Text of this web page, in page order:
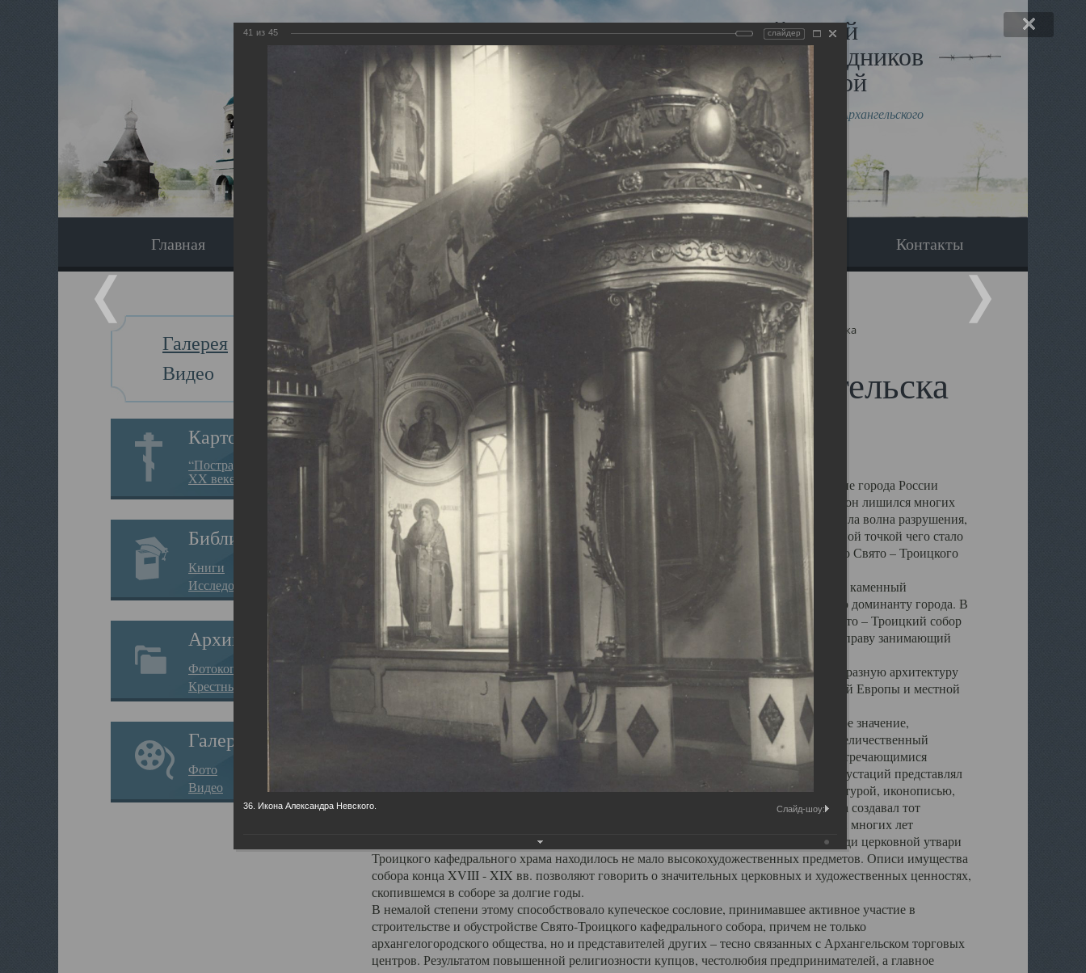
Виртуальный музей
Новомучеников и исповедников
Земли Архангельской
Сайт создан по благословлению митрополита Архангельского
и Холмогорского Даниила
Главная Экскурсия Наследники Галерея Вопрос-ответ Контакты
Галерея
Видео
Картотека
“Пострадавшие за веру в
XX веке на Севере”
Библиотека
Книги
Исследования
Архив
Фотокопии дел
Крестные ходы
Галерея
Фото
Видео
Главная Галерея Храмы-мученики Архангельска Свято-Троицкий собор Архангельска
Свято-Троицкий собор Архангельска
Свято-Троицкий собор Архангельска
23.12.2015
Сегодня мы можем говорить, что Архангельск в большей мере, чем другие губернские города России
пострадал от целенаправленных систематических разрушений, в результате которых он лишился многих
выдающихся памятников архитектуры. Больше всего по старому Архангельску ударила волна разрушения,
вызванная борьбой с религией, набравшая особую силу в конце 20 –х годов. Отправной точкой чего стало
разрушение православного центра архангельской губернии - ансамбля кафедрального Свято – Троицкого
собора Архангельска.
Возникнув в начале XVIII века в центре Архангельска, величественный каменный
двухэтажный Троицкий собор, сразу превратился в зрительную и градостроительную доминанту города. В
XVIII веке по масштабам ему не было равных на Севере. Вплоть до разрушения Свято – Троицкий собор
оставался самым высоким и значительным из городских строений Архангельска, по праву занимающий
второе место, после гостиных дворов, в градостроительной картине Архангельска.
Один из самых больших и светлых соборов России воплотил в себе яркую и своеобразную архитектуру
портового города с отраженными в ней архитектурными течениями России, Западной Европы и местной
архангелогородской школы церковного зодчества.
Масштабность, благолепие и богатство собора, вполне оправдывали его кафедральное значение,
заслуженно выделяя из многочисленных культовых построек города. Обширный и величественный
иконостас украшенный колоннами ионического стиля, с единственными нигде не встречающимися
царскими вратами, изящным фронтоном и множеством резных, символических инкрустаций представлял
собой поистине художественную ценность. В совокупности же с живописью, скульптурой, иконописью,
шитьем, многочисленными предметами церковной утвари интерьер Троицкого храма создавал тот
неповторимый красочный ансамбль декоративного убранства собора, на протяжении многих лет
поражающий воображение своих посетителей. В соборной ризнице, библиотеке, среди церковной утвари
Троицкого кафедрального храма находилось не мало высокохудожественных предметов. Описи имущества
собора конца XVIII - XIX вв. позволяют говорить о значительных церковных и художественных ценностях,
скопившемся в соборе за долгие годы.
В немалой степени этому способствовало купеческое сословие, принимавшее активное участие в
строительстве и обустройстве Свято-Троицкого кафедрального собора, причем не только
архангелогородского общества, но и представителей других – тесно связанных с Архангельском торговых
центров. Результатом повышенной религиозности купцов, честолюбия предпринимателей, а главное
41 из 45 слайдер
36. Икона Александра Невского. Слайд-шоу: